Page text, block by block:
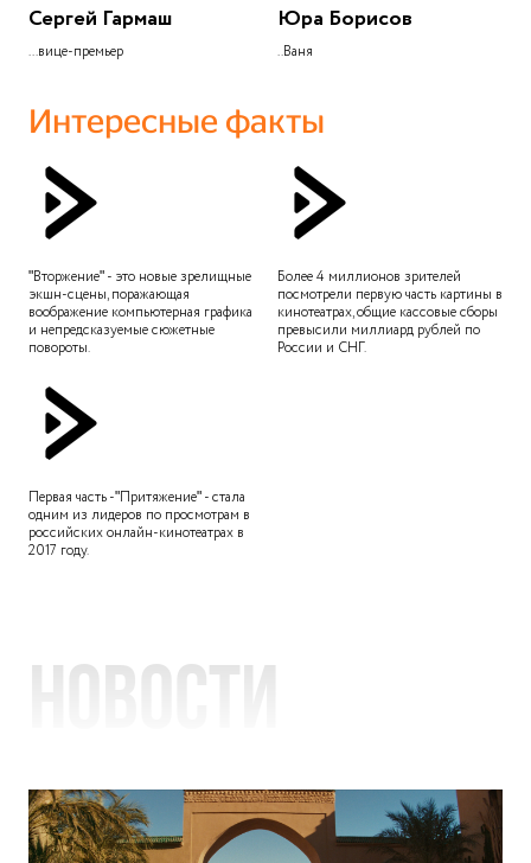
Сергей Гармаш
...вице-премьер
Юра Борисов
..Ваня
Интересные факты
"Вторжение" - это новые зрелищные
экшн-сцены, поражающая
воображение компьютерная графика
и непредсказуемые сюжетные
повороты.
Более 4 миллионов зрителей
посмотрели первую часть картины в
кинотеатрах, общие кассовые сборы
превысили миллиард рублей по
России и СНГ.
Первая часть -"Притяжение" - стала
одним из лидеров по просмотрам в
российских онлайн-кинотеатрах в
2017 году.
Новости